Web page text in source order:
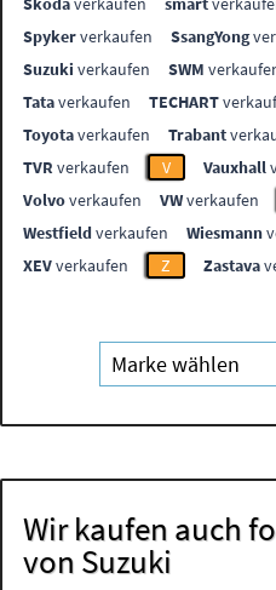
Spykerverkaufen SsangYong
Suzuki verkaufen SWM
Tataverkaufen TECHART
Toyotaverkaufen Trabant
TVR verkaufen V Vauxhall
Volvoverkaufen VWverkaufen
Westfieldverkaufen Wiesmann
XEVverkaufen Z Zastava
Wir kaufen auch
von Suzuki